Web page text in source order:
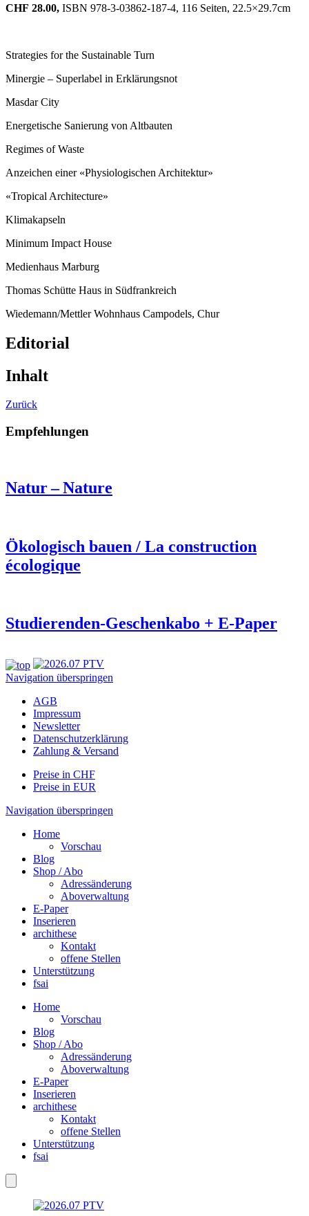
CHF 28.00, ISBN 978-3-03862-187-4, 116 Seiten, 22.5×29.7cm
Strategies for the Sustainable Turn
Minergie – Superlabel in Erklärungsnot
Masdar City
Energetische Sanierung von Altbauten
Regimes of Waste
Anzeichen einer «Physiologischen Architektur»
«Tropical Architecture»
Klimakapseln
Minimum Impact House
Medienhaus Marburg
Thomas Schütte Haus in Südfrankreich
Wiedemann/Mettler Wohnhaus Campodels, Chur
Editorial
Inhalt
Zurück
Empfehlungen
Natur – Nature
Ökologisch bauen / La construction
écologique
Studierenden-Geschenkabo + E-Paper
Navigation überspringen
AGB
Impressum
Newsletter
Datenschutzerklärung
Zahlung & Versand
Preise in CHF
Preise in EUR
Navigation überspringen
Home
Vorschau
Blog
Shop / Abo
Adressänderung
Aboverwaltung
E-Paper
Inserieren
archithese
Kontakt
offene Stellen
Unterstützung
fsai
Home
Vorschau
Blog
Shop / Abo
Adressänderung
Aboverwaltung
E-Paper
Inserieren
archithese
Kontakt
offene Stellen
Unterstützung
fsai